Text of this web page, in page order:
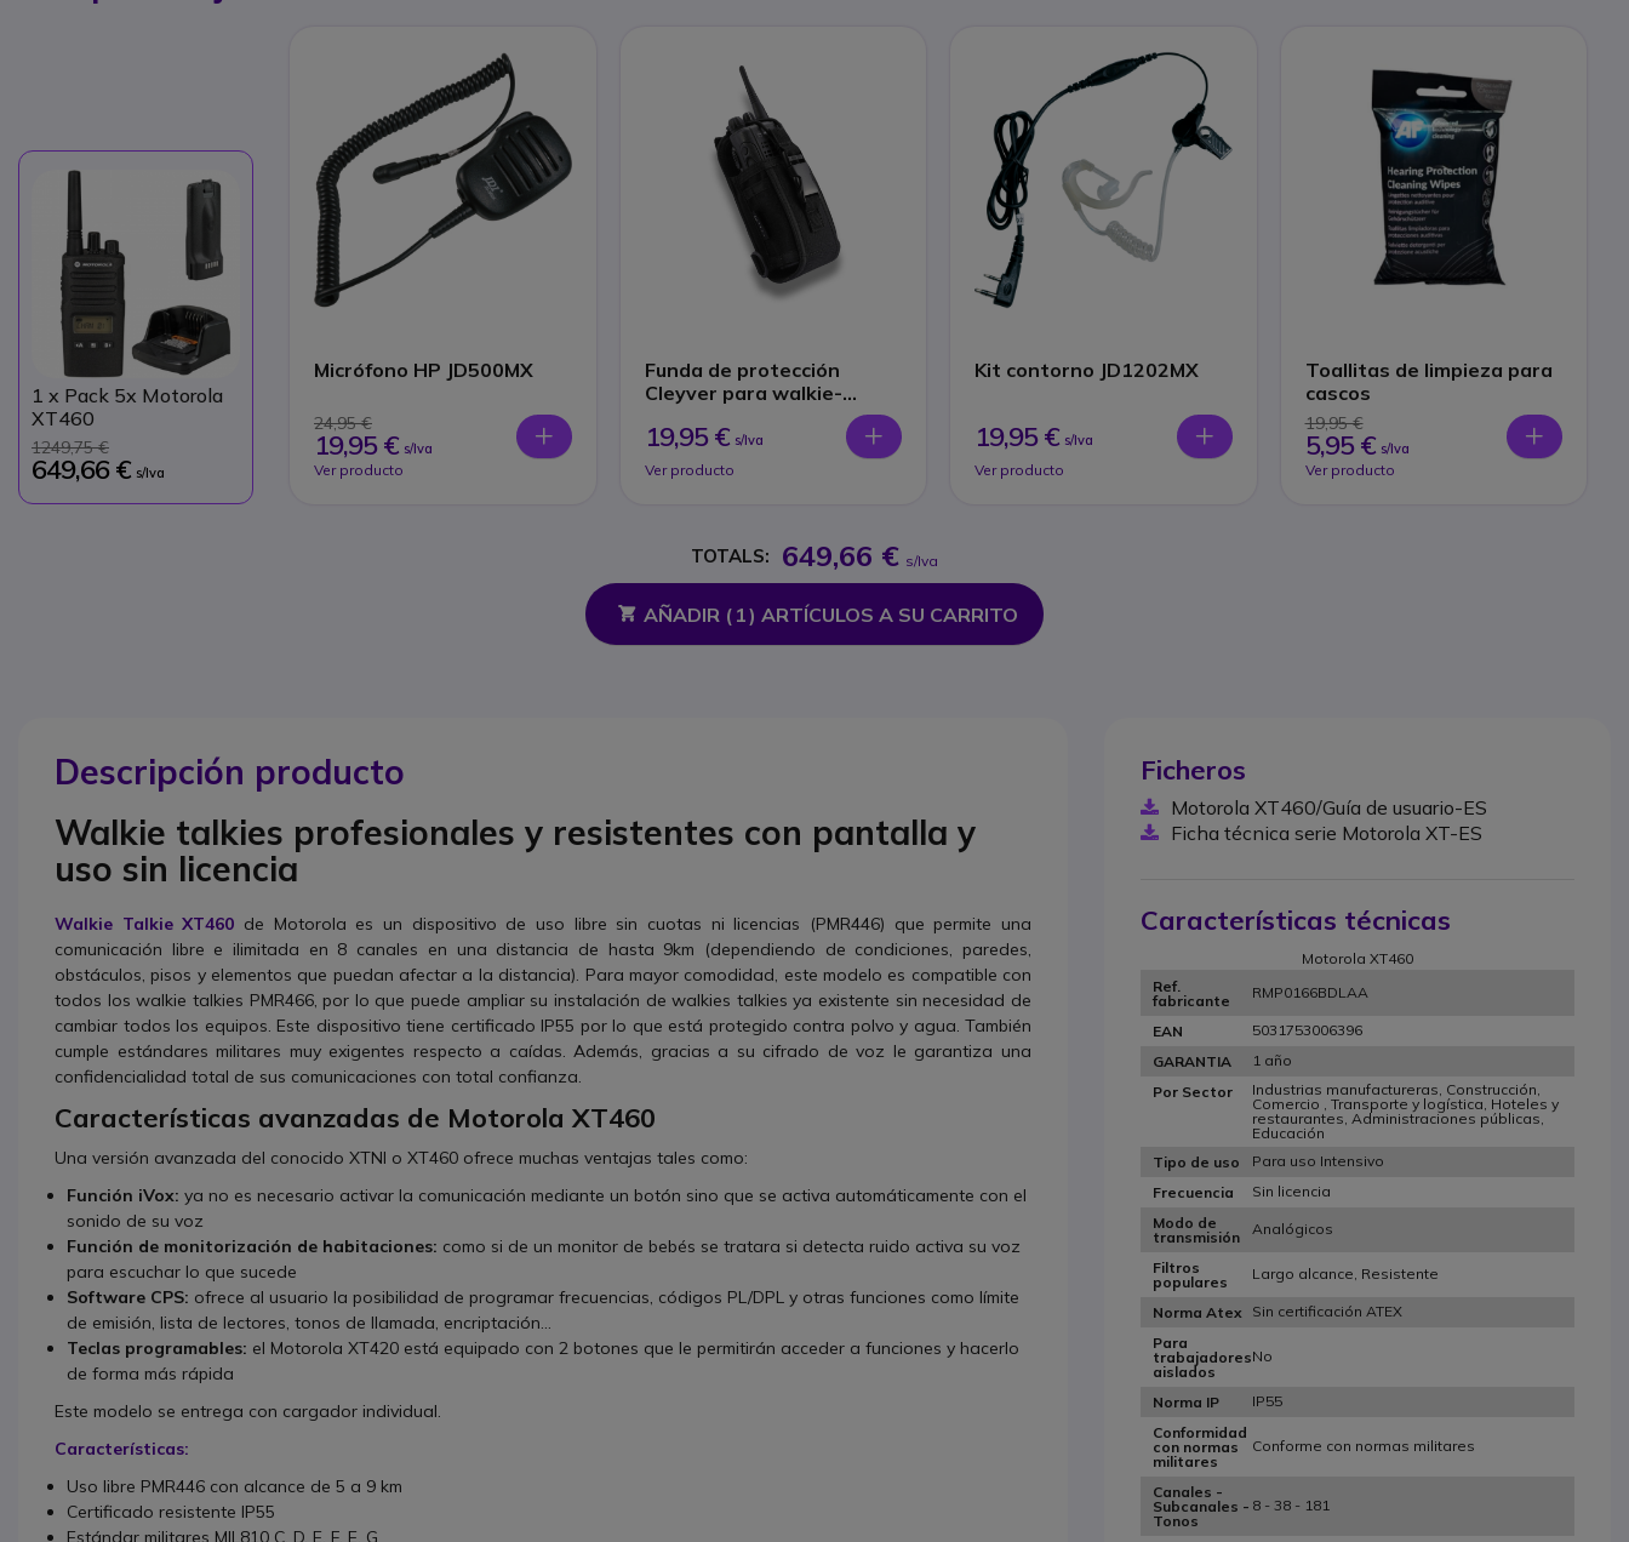
1 x Pack 5x Motorola
XT460
1249,75 €
649,66 € s/Iva
Micrófono HP JD500MX
24,95 €
19,95 € s/Iva
Ver producto
Funda de protección
Cleyver para walkie-
19,95 € s/Iva
Ver producto
Kit contorno JD1202MX
19,95 € s/Iva
Ver producto
Toallitas de limpieza para
cascos
19,95 €
5,95 € s/Iva
Ver producto
TOTALS: 649,66 € s/Iva
AÑADIR ( 1) ARTÍCULOS A SU CARRITO
Descripción producto
Walkie talkies profesionales y resistentes con pantalla y
uso sin licencia
Walkie Talkie XT460 de Motorola es un dispositivo de uso libre sin cuotas ni licencias (PMR446) que permite una
comunicación libre e ilimitada en 8 canales en una distancia de hasta 9km (dependiendo de condiciones, paredes,
obstáculos, pisos y elementos que puedan afectar a la distancia). Para mayor comodidad, este modelo es compatible con
todos los walkie talkies PMR466, por lo que puede ampliar su instalación de walkies talkies ya existente sin necesidad de
cambiar todos los equipos. Este dispositivo tiene certificado IP55 por lo que está protegido contra polvo y agua. También
cumple estándares militares muy exigentes respecto a caídas. Además, gracias a su cifrado de voz le garantiza una
confidencialidad total de sus comunicaciones con total confianza.
Características avanzadas de Motorola XT460
Una versión avanzada del conocido XTNI o XT460 ofrece muchas ventajas tales como:
Función iVox: ya no es necesario activar la comunicación mediante un botón sino que se activa automáticamente con el
sonido de su voz
Función de monitorización de habitaciones: como si de un monitor de bebés se tratara si detecta ruido activa su voz
para escuchar lo que sucede
Software CPS: ofrece al usuario la posibilidad de programar frecuencias, códigos PL/DPL y otras funciones como límite
de emisión, lista de lectores, tonos de llamada, encriptación...
Teclas programables: el Motorola XT420 está equipado con 2 botones que le permitirán acceder a funciones y hacerlo
de forma más rápida
Este modelo se entrega con cargador individual.
Características:
Uso libre PMR446 con alcance de 5 a 9 km
Certificado resistente IP55
Estándar militares MIL810 C, D, E, F, E, G
Ficheros
Motorola XT460/Guía de usuario-ES
Ficha técnica serie Motorola XT-ES
Características técnicas
Motorola XT460
Ref.
fabricante
RMP0166BDLAA
EAN
5031753006396
GARANTIA
1 año
Por Sector
Industrias manufactureras, Construcción,
Comercio , Transporte y logística, Hoteles y
restaurantes, Administraciones públicas,
Educación
Tipo de uso
Para uso Intensivo
Frecuencia
Sin licencia
Modo de
transmisión
Analógicos
Filtros
populares
Largo alcance, Resistente
Norma Atex
Sin certificación ATEX
Para
trabajadores
aislados
No
Norma IP
IP55
Conformidad
con normas
militares
Conforme con normas militares
Canales -
Subcanales -
Tonos
8 - 38 - 181